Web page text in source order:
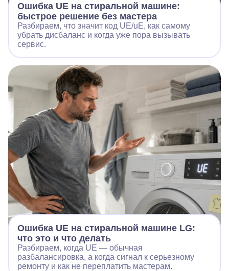
Ошибка UE на стиральной машине:
быстрое решение без мастера
Разбираем, что значит код UE/uE, как самому
убрать дисбаланс и когда уже пора вызывать
сервис.
Ошибка UE на стиральной машине LG:
что это и что делать
Разбираем, когда UE — обычная
разбалансировка, а когда сигнал к серьезному
ремонту и как не переплатить мастерам.